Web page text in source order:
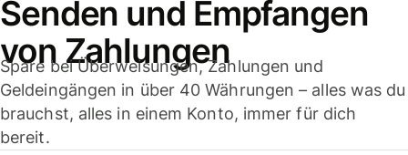
Senden und Empfangen
von Zahlungen
Spare bei Überweisungen, Zahlungen und
Geldeingängen in über 40 Währungen – alles was du
brauchst, alles in einem Konto, immer für dich
bereit.